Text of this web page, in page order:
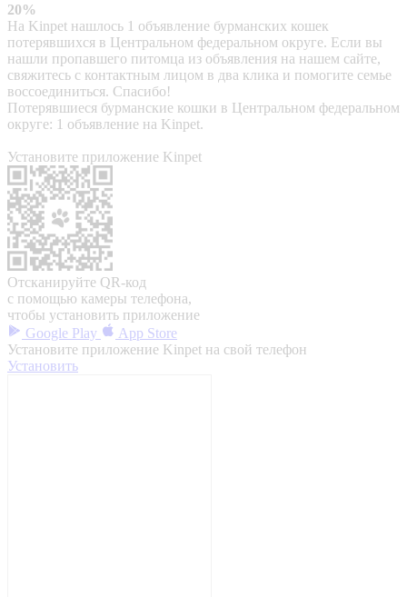
20%
На Kinpet нашлось 1 объявление бурманских кошек
потерявшихся в Центральном федеральном округе. Если вы
нашли пропавшего питомца из объявления на нашем сайте,
свяжитесь с контактным лицом в два клика и помогите семье
воссоединиться. Спасибо!
Потерявшиеся бурманские кошки в Центральном федеральном
округе: 1 объявление на Kinpet.
Установите приложение Kinpet
Отсканируйте QR-код
с помощью камеры телефона,
чтобы установить приложение
Google Play
App Store
Установите приложение Kinpet на свой телефон
Установить